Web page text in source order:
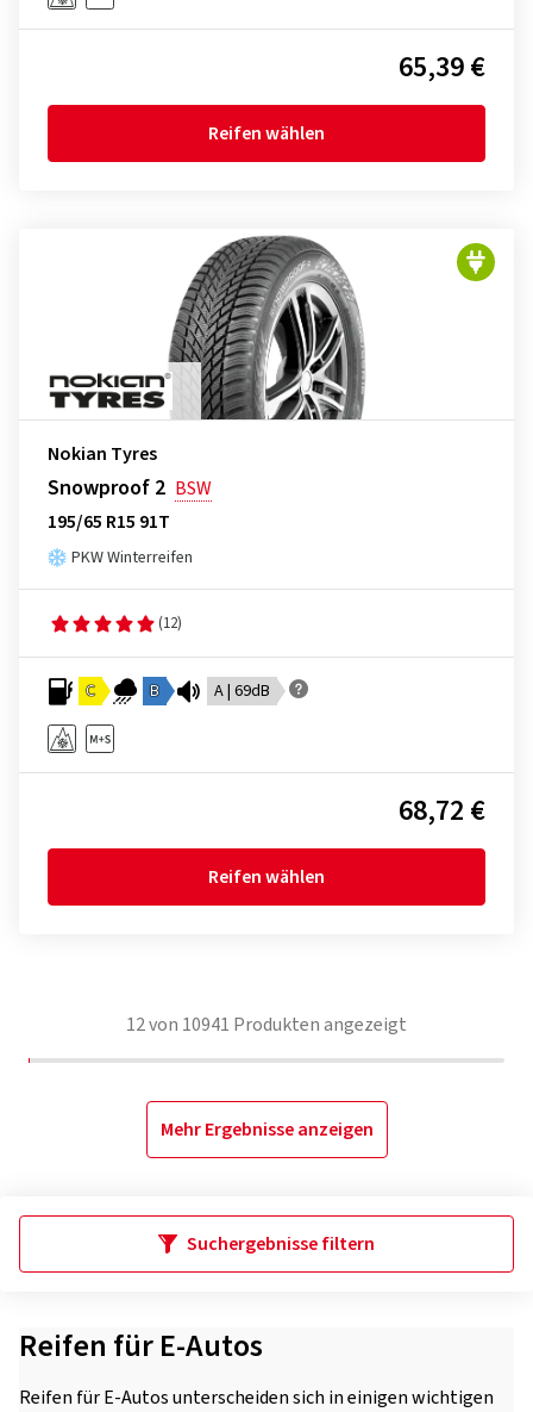
65,39 €
Reifen wählen
Nokian Tyres
Snowproof 2 BSW
195/65 R15 91T
PKW Winterreifen
(12)
C B A | 69dB
68,72 €
Reifen wählen
12von 10941 Produkten angezeigt
Mehr Ergebnisse anzeigen
Suchergebnisse filtern
Reifen für E-Autos
Reifen für E-Autos unterscheiden sich in einigen wichtigen